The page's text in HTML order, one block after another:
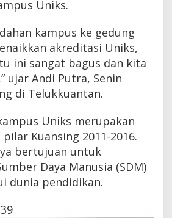
Uniks.
kampus ke gedung
akreditasi Uniks,
ini sangat bagus dan kita
ujar Andi Putra, Senin
di Telukkuantan.
Uniks merupakan
Kuansing 2011-2016.
bertujuan untuk
Daya Manusia (SDM)
dunia pendidikan.